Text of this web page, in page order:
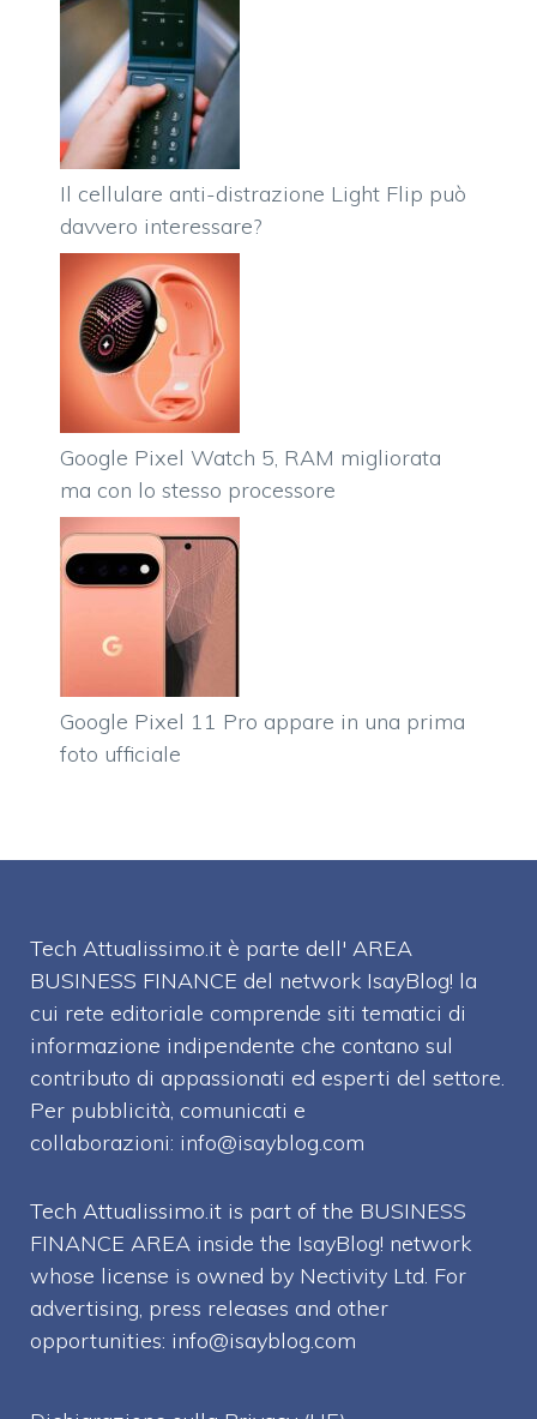
Il cellulare anti-distrazione Light Flip può
davvero interessare?
Google Pixel Watch 5, RAM migliorata
ma con lo stesso processore
Google Pixel 11 Pro appare in una prima
foto ufficiale
Tech Attualissimo.it è parte dell' AREA
BUSINESS FINANCE del network IsayBlog! la
cui rete editoriale comprende siti tematici di
informazione indipendente che contano sul
contributo di appassionati ed esperti del settore.
Per pubblicità, comunicati e
collaborazioni: info@isayblog.com
Tech Attualissimo.it is part of the BUSINESS
FINANCE AREA inside the IsayBlog! network
whose license is owned by Nectivity Ltd. For
advertising, press releases and other
opportunities: info@isayblog.com